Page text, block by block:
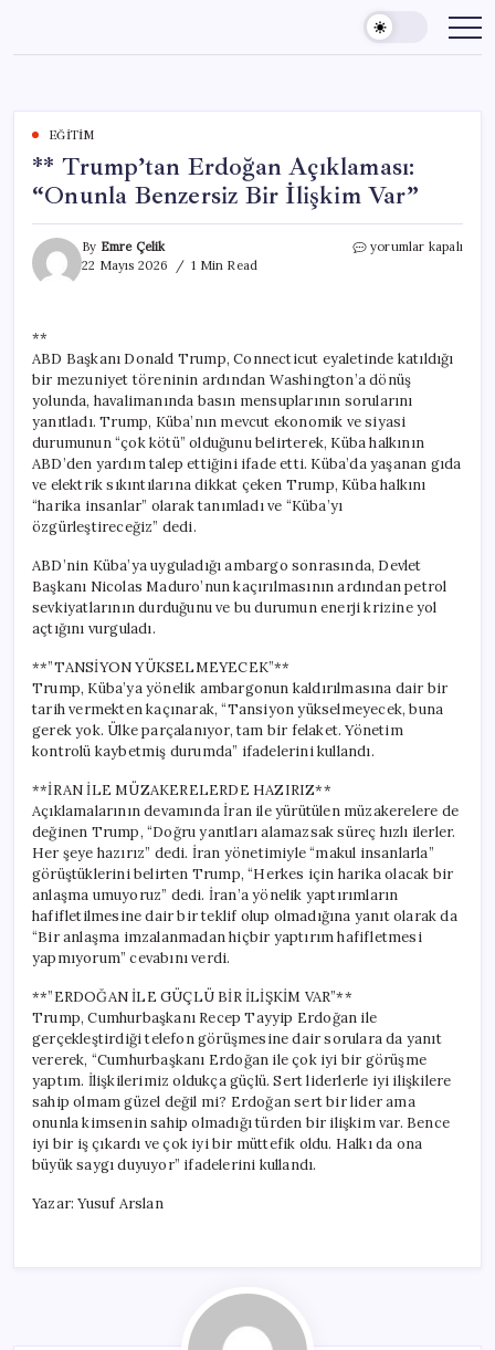
content
EĞITIM
** Trump’tan Erdoğan Açıklaması:
“Onunla Benzersiz Bir İlişkim Var”
By Emre Çelik
22 Mayıs 2026
1 Min Read
**
Bir
İlişkim
Var”
için
yorumlar kapalı
**
ABD Başkanı Donald Trump, Connecticut eyaletinde katıldığı
bir mezuniyet töreninin ardından Washington’a dönüş
yolunda, havalimanında basın mensuplarının sorularını
yanıtladı. Trump, Küba’nın mevcut ekonomik ve siyasi
durumunun “çok kötü” olduğunu belirterek, Küba halkının
ABD’den yardım talep ettiğini ifade etti. Küba’da yaşanan gıda
ve elektrik sıkıntılarına dikkat çeken Trump, Küba halkını
“harika insanlar” olarak tanımladı ve “Küba’yı
özgürleştireceğiz” dedi.
ABD’nin Küba’ya uyguladığı ambargo sonrasında, Devlet
Başkanı Nicolas Maduro’nun kaçırılmasının ardından petrol
sevkiyatlarının durduğunu ve bu durumun enerji krizine yol
açtığını vurguladı.
**”TANSİYON YÜKSELMEYECEK”**
Trump, Küba’ya yönelik ambargonun kaldırılmasına dair bir
tarih vermekten kaçınarak, “Tansiyon yükselmeyecek, buna
gerek yok. Ülke parçalanıyor, tam bir felaket. Yönetim
kontrolü kaybetmiş durumda” ifadelerini kullandı.
**İRAN İLE MÜZAKERELERDE HAZIRIZ**
Açıklamalarının devamında İran ile yürütülen müzakerelere de
değinen Trump, “Doğru yanıtları alamazsak süreç hızlı ilerler.
Her şeye hazırız” dedi. İran yönetimiyle “makul insanlarla”
görüştüklerini belirten Trump, “Herkes için harika olacak bir
anlaşma umuyoruz” dedi. İran’a yönelik yaptırımların
hafifletilmesine dair bir teklif olup olmadığına yanıt olarak da
“Bir anlaşma imzalanmadan hiçbir yaptırım hafifletmesi
yapmıyorum” cevabını verdi.
**”ERDOĞAN İLE GÜÇLÜ BİR İLİŞKİM VAR”**
Trump, Cumhurbaşkanı Recep Tayyip Erdoğan ile
gerçekleştirdiği telefon görüşmesine dair sorulara da yanıt
vererek, “Cumhurbaşkanı Erdoğan ile çok iyi bir görüşme
yaptım. İlişkilerimiz oldukça güçlü. Sert liderlerle iyi ilişkilere
sahip olmam güzel değil mi? Erdoğan sert bir lider ama
onunla kimsenin sahip olmadığı türden bir ilişkim var. Bence
iyi bir iş çıkardı ve çok iyi bir müttefik oldu. Halkı da ona
büyük saygı duyuyor” ifadelerini kullandı.
Yazar: Yusuf Arslan